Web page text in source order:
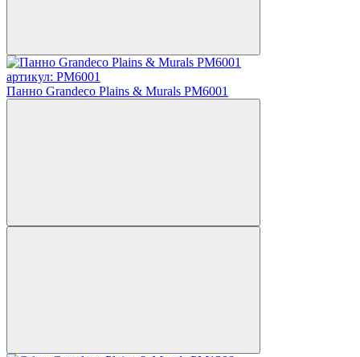
артикул: PM6001
Панно Grandeco Plains & Murals PM6001